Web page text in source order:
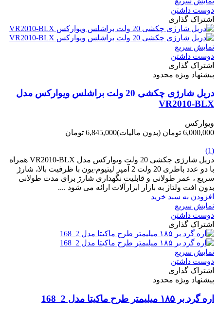
دوست داشتن
اشتراک گذاری
نمایش سریع
دوست داشتن
اشتراک گذاری
پیشنهاد ویژه محدود
دریل شارژی چکشی 20 ولت براشلس ویوارکس مدل
VR2010-BLX
ویوارکس
6,000,000 تومان
(بدون مالیات)6,845,000 تومان
(1)
دریل شارژی چکشی 20 ولت ویوارکس مدل VR2010-BLX همراه
با دو عدد باطری 20 ولت 2 آمپر لیتیوم-یون با ظرفیت بالا، شارژ
سریع ، عمر طولانی و قابلیت نگهداری شارژ برای مدت طولانی
بدون افت ولتاژ به بازار ابزارآلات ارائه می شود ....
افزودن به سبد خرید
نمایش سریع
دوست داشتن
اشتراک گذاری
نمایش سریع
دوست داشتن
اشتراک گذاری
پیشنهاد ویژه محدود
اره گرد بر ۱۸۵ میلیمتر طرح ماکیتا مدل 2_168